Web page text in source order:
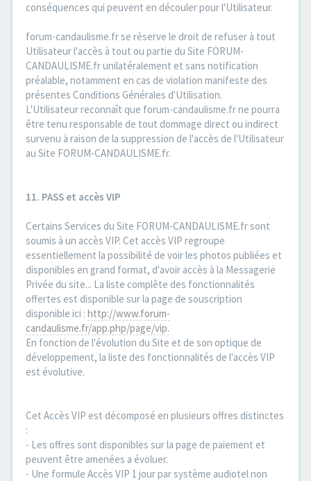
conséquences qui peuvent en découler pour l'Utilisateur.
forum-candaulisme.fr se réserve le droit de refuser à tout
Utilisateur l'accès à tout ou partie du Site FORUM-
CANDAULISME.fr unilatéralement et sans notification
préalable, notamment en cas de violation manifeste des
présentes Conditions Générales d'Utilisation.
L'Utilisateur reconnaît que forum-candaulisme.fr ne pourra
être tenu responsable de tout dommage direct ou indirect
survenu à raison de la suppression de l'accès de l'Utilisateur
au Site FORUM-CANDAULISME.fr.
11. PASS et accès VIP
Certains Services du Site FORUM-CANDAULISME.fr sont
soumis à un accès VIP. Cet accès VIP regroupe
essentiellement la possibilité de voir les photos publiées et
disponibles en grand format, d'avoir accès à la Messagerie
Privée du site... La liste complête des fonctionnalités
offertes est disponible sur la page de souscription
disponible ici : http://www.forum-
candaulisme.fr/app.php/page/vip.
En fonction de l'évolution du Site et de son optique de
développement, la liste des fonctionnalités de l'accès VIP
est évolutive.
Cet Accès VIP est décomposé en plusieurs offres distinctes
:
- Les offres sont disponibles sur la page de paiement et
peuvent être amenées a évoluer.
- Une formule Accès VIP 1 jour par système audiotel non